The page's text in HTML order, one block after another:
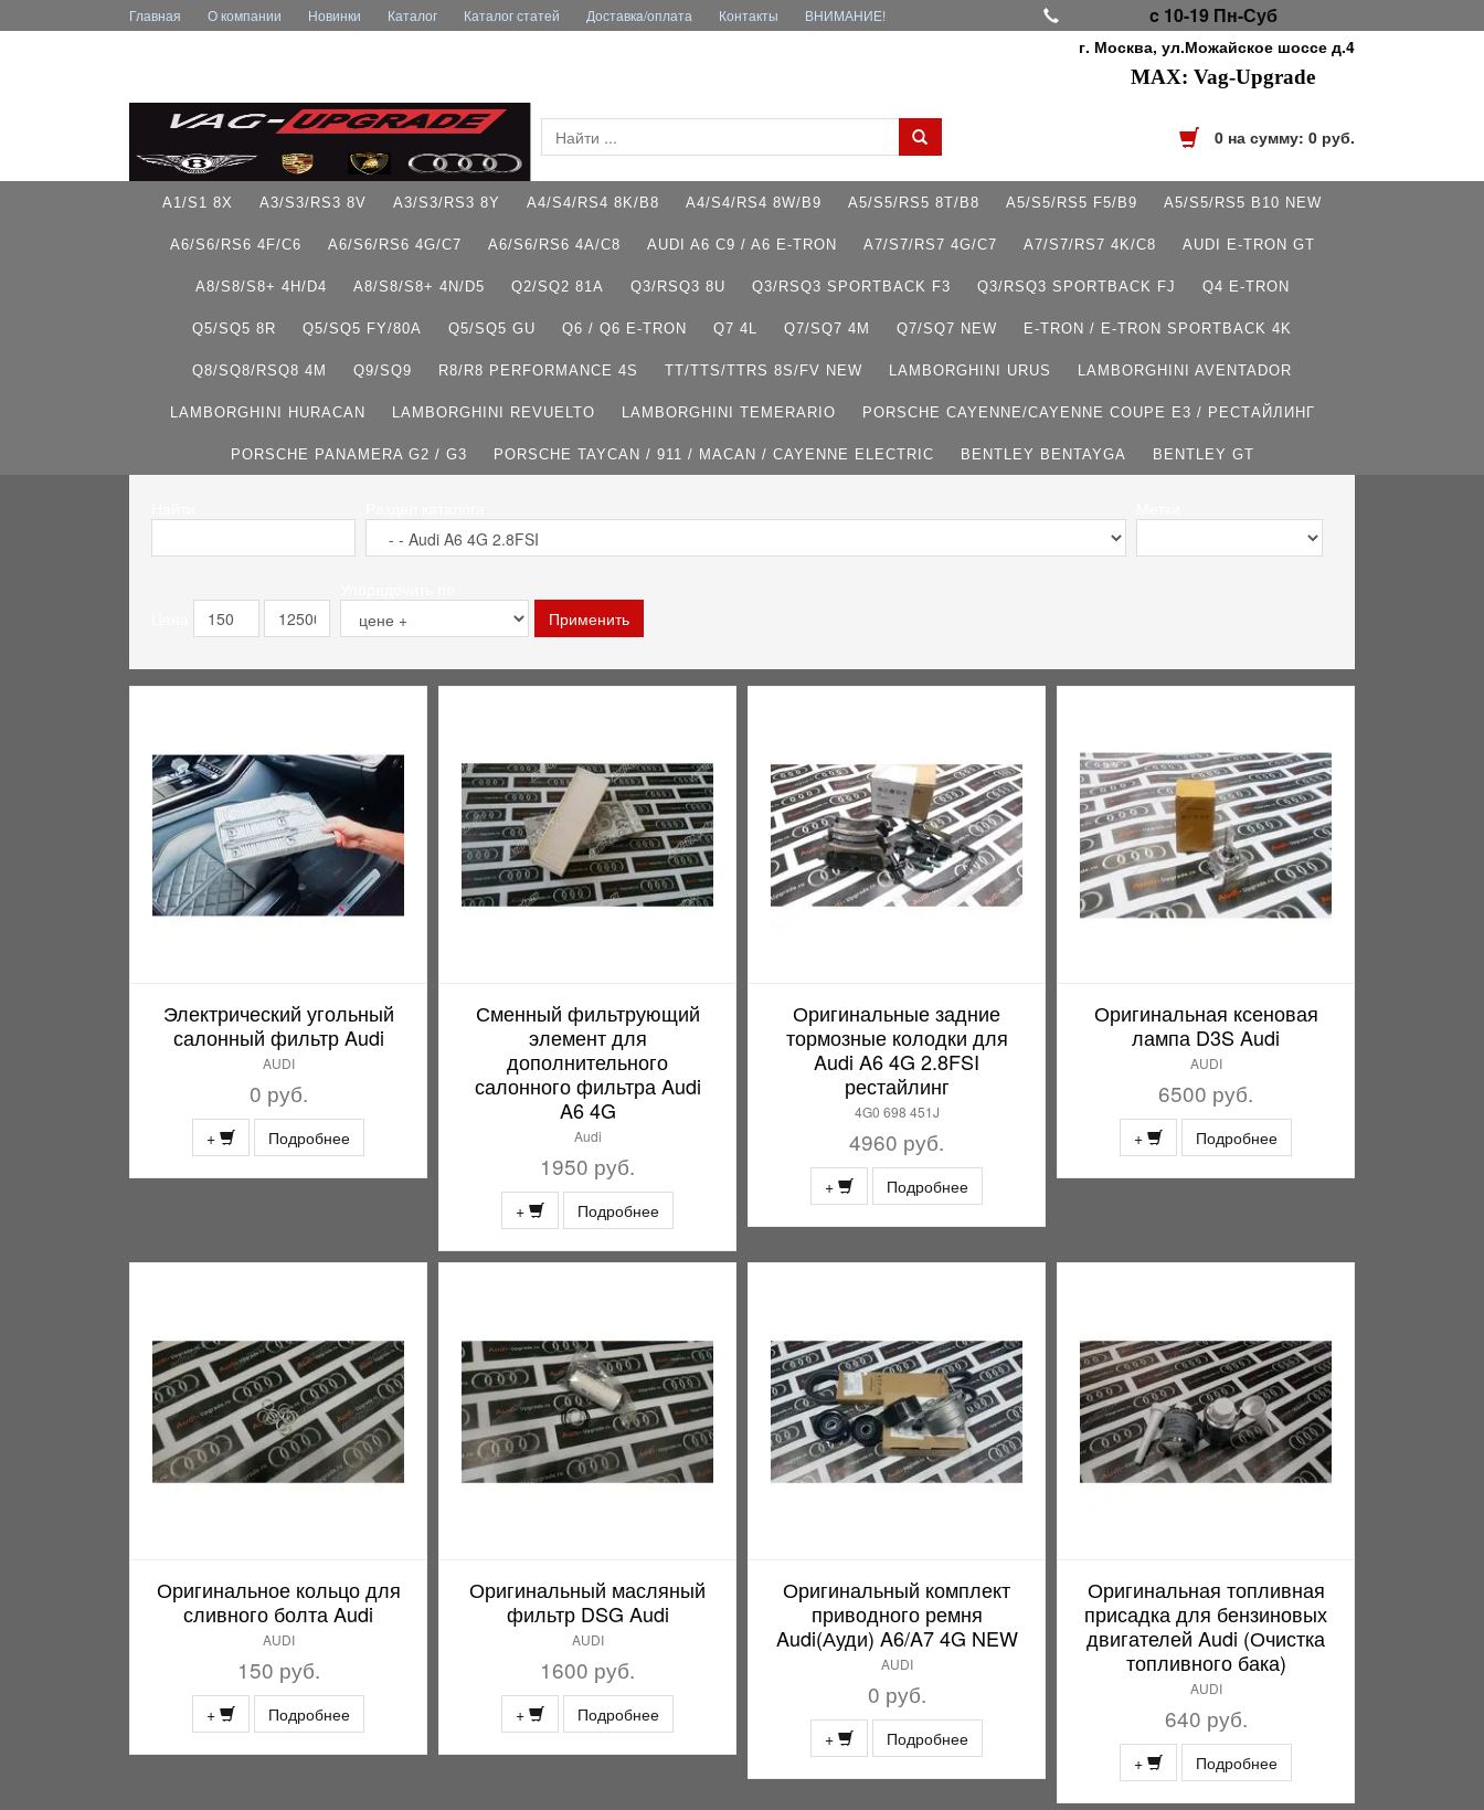
Главная О компании Новинки Каталог Каталог статей Доставкa/оплата Контакты ВНИМАНИЕ! c 10-19 Пн-Суб
г. Москва, ул.Можайское шоссе д.4
MAX: Vag-Upgrade
0на сумму: 0руб.
A1/S1 8X A3/S3/RS3 8V A3/S3/RS3 8Y A4/S4/RS4 8K/B8 A4/S4/RS4 8W/B9 A5/S5/RS5 8T/B8 A5/S5/RS5 F5/B9 A5/S5/RS5 B10 NEW
A6/S6/RS6 4F/C6 A6/S6/RS6 4G/C7 A6/S6/RS6 4A/C8 AUDI A6 C9 / A6 E-TRON A7/S7/RS7 4G/C7 A7/S7/RS7 4K/C8 AUDI E-TRON GT
A8/S8/S8+ 4H/D4 A8/S8/S8+ 4N/D5 Q2/SQ2 81A Q3/RSQ3 8U Q3/RSQ3 SPORTBACK F3 Q3/RSQ3 SPORTBACK FJ Q4 E-TRON
Q5/SQ5 8R Q5/SQ5 FY/80A Q5/SQ5 GU Q6 / Q6 E-TRON Q7 4L Q7/SQ7 4M Q7/SQ7 NEW E-TRON / E-TRON SPORTBACK 4K
Q8/SQ8/RSQ8 4M Q9/SQ9 R8/R8 PERFORMANCE 4S TT/TTS/TTRS 8S/FV NEW LAMBORGHINI URUS LAMBORGHINI AVENTADOR
LAMBORGHINI HURACAN LAMBORGHINI REVUELTO LAMBORGHINI TEMERARIO PORSCHE CAYENNE/CAYENNE COUPE E3 / РЕСТАЙЛИНГ
PORSCHE PANAMERA G2 / G3 PORSCHE TAYCAN / 911 / MACAN / CAYENNE ELECTRIC BENTLEY BENTAYGA BENTLEY GT
Электрический угольный
салонный фильтр Audi
AUDI
0 руб.
+ Подробнее
Сменный фильтрующий
элемент для
дополнительного
салонного фильтра Audi
A6 4G
Audi
1950 руб.
+ Подробнее
Оригинальные задние
тормозные колодки для
Audi A6 4G 2.8FSI
рестайлинг
4G0 698 451J
4960 руб.
+ Подробнее
Оригинальная ксеновая
лампа D3S Audi
AUDI
6500 руб.
+ Подробнее
Оригинальное кольцо для
сливного болта Audi
AUDI
150 руб.
+ Подробнее
Оригинальный масляный
фильтр DSG Audi
AUDI
1600 руб.
+ Подробнее
Оригинальный комплект
приводного ремня
Audi(Ауди) A6/A7 4G NEW
AUDI
0 руб.
+ Подробнее
Оригинальная топливная
присадка для бензиновых
двигателей Audi (Очистка
топливного бака)
AUDI
640 руб.
+ Подробнее